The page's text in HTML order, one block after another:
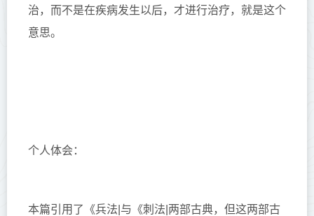
治，而不是在疾病发生以后，才进行治疗，就是这个
意思。
个人体会：
本篇引用了《兵法|与《刺法|两部古典，但这两部古